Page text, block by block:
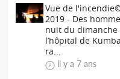
Vue de
2019 - Des
nuit du dimanche
l’hôpital de
ra...
il y a 7 ans